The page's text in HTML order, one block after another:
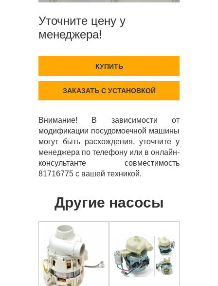
Уточните цену у
менеджера!
КУПИТЬ
ЗАКАЗАТЬ С УСТАНОВКОЙ
Внимание! В зависимости от
модификации посудомоечной машины
могут быть расхождения, уточните у
менеджера по телефону или в онлайн-
консультанте совместимость
81716775 с вашей техникой.
Другие насосы